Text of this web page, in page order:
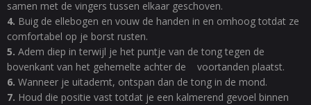
samen met de vingers tussen elkaar geschoven.
4. Buig de ellebogen en vouw de handen in en omhoog totdat ze
comfortabel op je borst rusten.
5. Adem diep in terwijl je het puntje van de tong tegen de
bovenkant van het gehemelte achter de voortanden plaatst.
6. Wanneer je uitademt, ontspan dan de tong in de mond.
7. Houd die positie vast totdat je een kalmerend gevoel binnen